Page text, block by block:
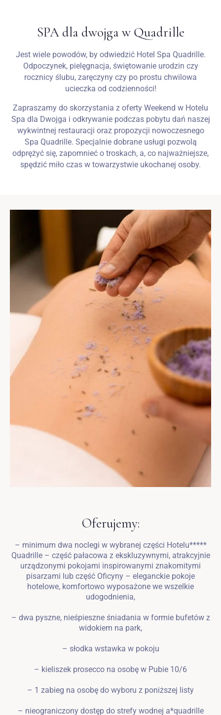
SPA dla dwojga w Quadrille
Jest wiele powodów, by odwiedzić Hotel Spa Quadrille.
Odpoczynek, pielęgnacja, świętowanie urodzin czy
rocznicy ślubu, zaręczyny czy po prostu chwilowa
ucieczka od codzienności!
Zapraszamy do skorzystania z oferty Weekend w Hotelu
Spa dla Dwojga i odkrywanie podczas pobytu dań naszej
wykwintnej restauracji oraz propozycji nowoczesnego
Spa Quadrille. Specjalnie dobrane usługi pozwolą
odprężyć się, zapomnieć o troskach, a, co najważniejsze,
spędzić miło czas w towarzystwie ukochanej osoby.
Oferujemy:
– minimum dwa noclegi w wybranej części Hotelu*****
Quadrille – część pałacowa z ekskluzywnymi, atrakcyjnie
urządzonymi pokojami inspirowanymi znakomitymi
pisarzami lub część Oficyny – eleganckie pokoje
hotelowe, komfortowo wyposażone we wszelkie
udogodnienia,
– dwa pyszne, nieśpieszne śniadania w formie bufetów z
widokiem na park,
– słodka wstawka w pokoju
– kieliszek prosecco na osobę w Pubie 10/6
– 1 zabieg na osobę do wyboru z poniższej listy
– nieograniczony dostęp do strefy wodnej a*quadrille